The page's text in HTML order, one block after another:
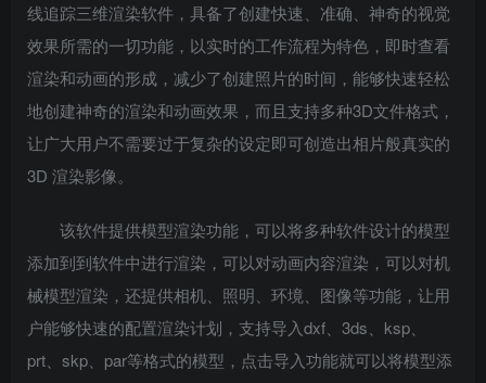
线追踪三维渲染软件，具备了创建快速、准确、神奇的视觉
效果所需的一切功能，以实时的工作流程为特色，即时查看
渲染和动画的形成，减少了创建照片的时间，能够快速轻松
地创建神奇的渲染和动画效果，而且支持多种3D文件格式，
让广大用户不需要过于复杂的设定即可创造出相片般真实的
3D 渲染影像。
该软件提供模型渲染功能，可以将多种软件设计的模型
添加到到软件中进行渲染，可以对动画内容渲染，可以对机
械模型渲染，还提供相机、照明、环境、图像等功能，让用
户能够快速的配置渲染计划，支持导入dxf、3ds、ksp、
prt、skp、par等格式的模型，点击导入功能就可以将模型添